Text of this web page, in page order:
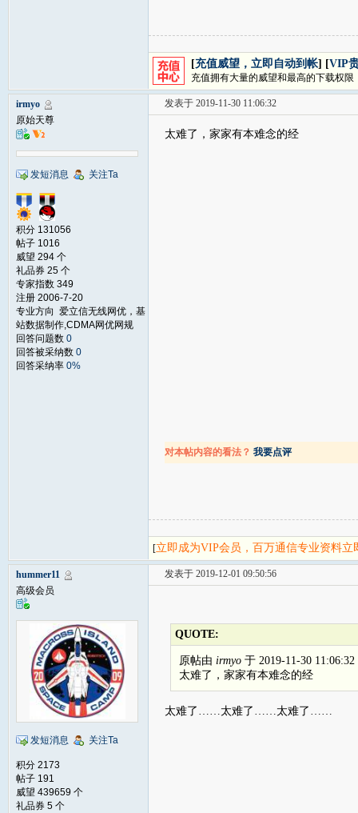
[充值威望，立即自动到帐] [VIP
充值拥有大量的威望和最高的下载权限
irmyo
原始天尊
发短消息 关注Ta
积分 131056
帖子 1016
威望 294 个
礼品券 25 个
专家指数 349
注册 2006-7-20
专业方向 爱立信无线网优，基
站数据制作,CDMA网优网规
回答问题数 0
回答被采纳数 0
回答采纳率 0%
发表于 2019-11-30 11:06:32
太难了，家家有本难念的经
对本帖内容的看法？ 我要点评
[立即成为VIP会员，百万通信专业资料
hummer11
高级会员
发短消息 关注Ta
积分 2173
帖子 191
威望 439659 个
礼品券 5 个
发表于 2019-12-01 09:50:56
QUOTE:
原帖由 irmyo 于 2019-11-30
太难了，家家有本难念的经
太难了……太难了……太难了……